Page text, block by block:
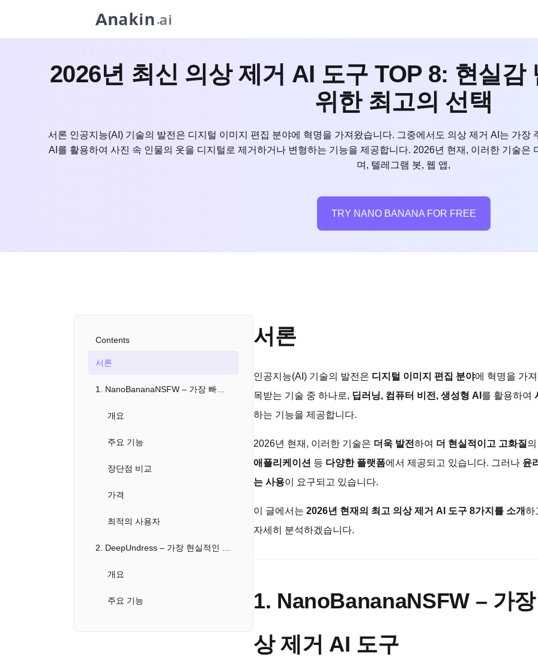
2026년 최신 의상 제거 AI 도구 TOP 8: 현실감
위한 최고의 선택
서론 인공지능(AI) 기술의 발전은 디지털 이미지 편집 분야에 혁명을 가져왔습니다. 그중에서도 의상 제거 AI는 가장
AI를 활용하여 사진 속 인물의 옷을 디지털로 제거하거나 변형하는 기능을 제공합니다. 2026년 현재, 이러한 기술은
며, 텔레그램 봇, 웹 앱,
TRY NANO BANANA FOR FREE
Contents
서론
개요
주요 기능
장단점 비교
가격
최적의 사용자
개요
주요 기능
서론
인공지능(AI) 기술의 발전은 디지털 이미지 편집 분야에 혁명을 가
목받는 기술 중 하나로, 딥러닝, 컴퓨터 비전, 생성형 AI 를 활용하여
하는 기능을 제공합니다.
2026년 현재, 이러한 기술은 더욱 발전하여 더 현실적이고 고화질
애플리케이션 등 다양한 플랫폼에서 제공되고 있습니다. 그러나 윤
는 사용이 요구되고 있습니다.
이 글에서는 2026년 현재의 최고 의상 제거 AI 도구 8가지를 소개하
자세히 분석하겠습니다.
1. NanoBananaNSFW – 가
상 제거 AI 도구